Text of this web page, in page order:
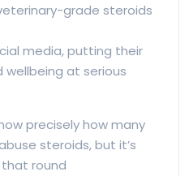
grade steroids
media, putting their
wellbeing at serious
precisely how many
steroids, but it’s
round